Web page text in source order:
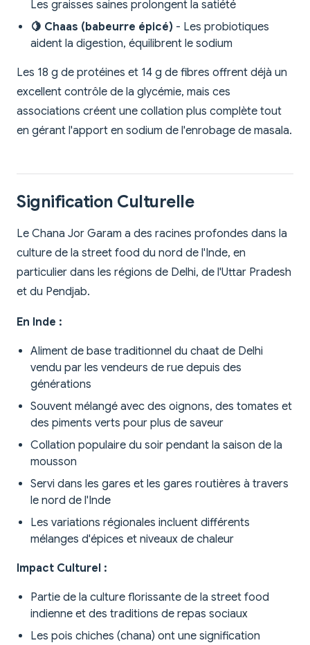
Les graisses saines prolongent la satiété
🍋 Chaas (babeurre épicé) - Les probiotiques
aident la digestion, équilibrent le sodium
Les 18 g de protéines et 14 g de fibres offrent déjà un
excellent contrôle de la glycémie, mais ces
associations créent une collation plus complète tout
en gérant l'apport en sodium de l'enrobage de masala.
Signification Culturelle
Le Chana Jor Garam a des racines profondes dans la
culture de la street food du nord de l'Inde, en
particulier dans les régions de Delhi, de l'Uttar Pradesh
et du Pendjab.
En Inde :
Aliment de base traditionnel du chaat de Delhi
vendu par les vendeurs de rue depuis des
générations
Souvent mélangé avec des oignons, des tomates et
des piments verts pour plus de saveur
Collation populaire du soir pendant la saison de la
mousson
Servi dans les gares et les gares routières à travers
le nord de l'Inde
Les variations régionales incluent différents
mélanges d'épices et niveaux de chaleur
Impact Culturel :
Partie de la culture florissante de la street food
indienne et des traditions de repas sociaux
Les pois chiches (chana) ont une signification